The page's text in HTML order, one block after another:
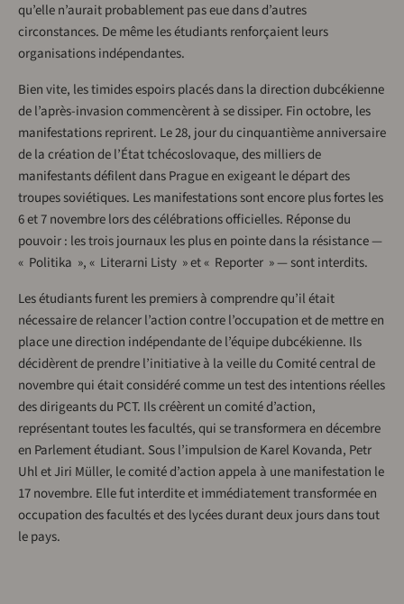
qu’elle n’aurait probablement pas eue dans d’autres
circonstances. De même les étudiants renforçaient leurs
organisations indépendantes.
Bien vite, les timides espoirs placés dans la direction dubcékienne
de l’après-invasion commencèrent à se dissiper. Fin octobre, les
manifestations reprirent. Le 28, jour du cinquantième anniversaire
de la création de l’État tchécoslovaque, des milliers de
manifestants défilent dans Prague en exigeant le départ des
troupes soviétiques. Les manifestations sont encore plus fortes les
6 et 7 novembre lors des célébrations officielles. Réponse du
pouvoir : les trois journaux les plus en pointe dans la résistance —
« Politika », « Literarni Listy » et « Reporter » — sont interdits.
Les étudiants furent les premiers à comprendre qu’il était
nécessaire de relancer l’action contre l’occupation et de mettre en
place une direction indépendante de l’équipe dubcékienne. Ils
décidèrent de prendre l’initiative à la veille du Comité central de
novembre qui était considéré comme un test des intentions réelles
des dirigeants du PCT. Ils créèrent un comité d’action,
représentant toutes les facultés, qui se transformera en décembre
en Parlement étudiant. Sous l’impulsion de Karel Kovanda, Petr
Uhl et Jiri Müller, le comité d’action appela à une manifestation le
17 novembre. Elle fut interdite et immédiatement transformée en
occupation des facultés et des lycées durant deux jours dans tout
le pays.